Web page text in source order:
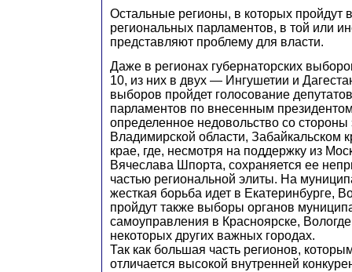
Остальные регионы, в которых пройдут
региональных парламентов, в той или
представляют проблему для власти.
Даже в регионах губернаторских
10, из них в двух — Ингушетии и
выборов пройдет голосование
парламентов по внесенным
определенное недовольство со стороны
Владимирской области, Забайкальском
крае, где, несмотря на поддержку из
Вячеслава Шпорта, сохраняется ее
частью региональной элиты. На
жесткая борьба идет в Екатеринбурге,
пройдут также выборы органов
самоуправления в Красноярске,
некоторых других важных городах.
Так как большая часть регионов,
отличается высокой внутренней